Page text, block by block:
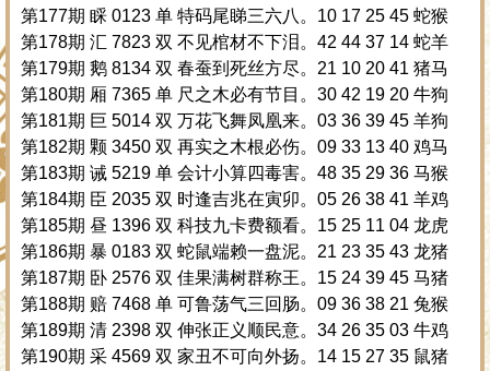
第177期 睬 0123 单 特码尾睇三六八。10 17 25 45 蛇猴
第178期 汇 7823 双 不见棺材不下泪。42 44 37 14 蛇羊
第179期 鹅 8134 双 春蚕到死丝方尽。21 10 20 41 猪马
第180期 厢 7365 单 尺之木必有节目。30 42 19 20 牛狗
第181期 巨 5014 双 万花飞舞凤凰来。03 36 39 45 羊狗
第182期 颗 3450 双 再实之木根必伤。09 33 13 40 鸡马
第183期 诫 5219 单 会计小算四毒害。48 35 29 36 马猴
第184期 臣 2035 双 时逢吉兆在寅卯。05 26 38 41 羊鸡
第185期 昼 1396 双 科技九卡费额看。15 25 11 04 龙虎
第186期 暴 0183 双 蛇鼠端赖一盘泥。21 23 35 43 龙猪
第187期 卧 2576 双 佳果满树群称王。15 24 39 45 马猪
第188期 赔 7468 单 可鲁荡气三回肠。09 36 38 21 兔猴
第189期 清 2398 双 伸张正义顺民意。34 26 35 03 牛鸡
第190期 采 4569 双 家丑不可向外扬。14 15 27 35 鼠猪